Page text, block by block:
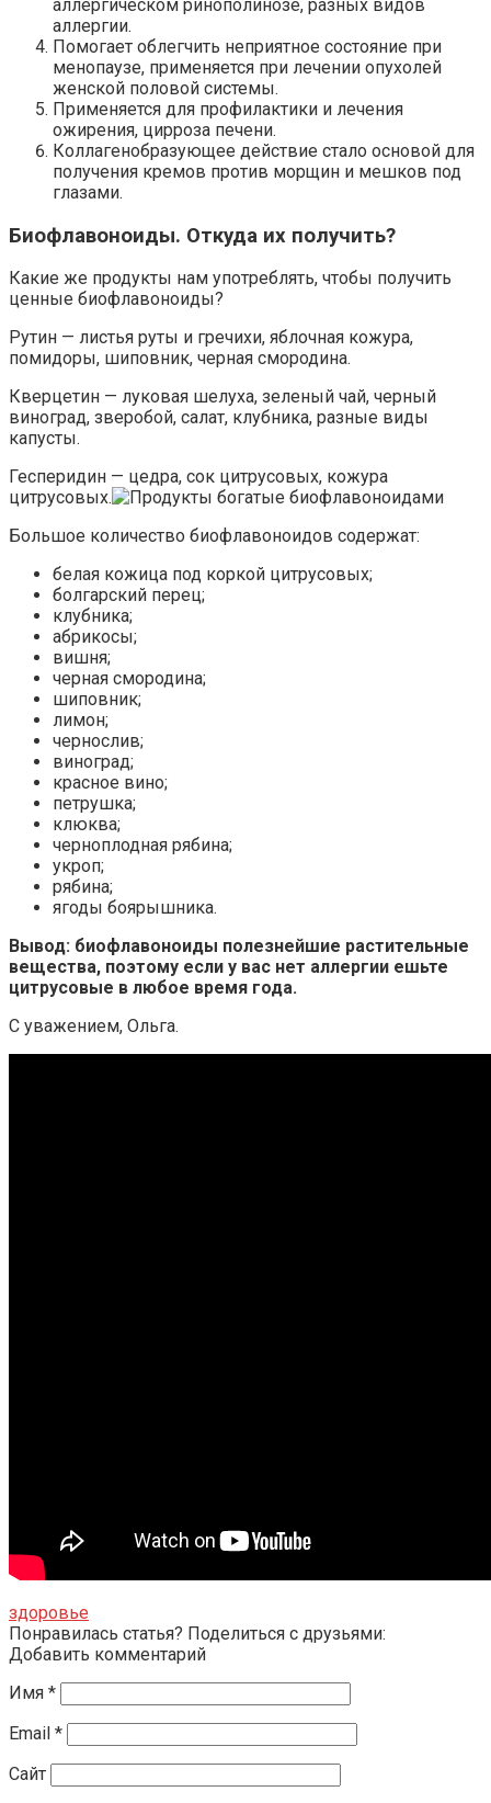
аллергическом ринополинозе, разных видов
аллергии.
Помогает облегчить неприятное состояние при
менопаузе, применяется при лечении опухолей
женской половой системы.
Применяется для профилактики и лечения
ожирения, цирроза печени.
Коллагенобразующее действие стало основой для
получения кремов против морщин и мешков под
глазами.
Биофлавоноиды. Откуда их получить?
Какие же продукты нам употреблять, чтобы получить
ценные биофлавоноиды?
Рутин — листья руты и гречихи, яблочная кожура,
помидоры, шиповник, черная смородина.
Кверцетин — луковая шелуха, зеленый чай, черный
виноград, зверобой, салат, клубника, разные виды
капусты.
Гесперидин — цедра, сок цитрусовых, кожура
цитрусовых.
Большое количество биофлавоноидов содержат:
белая кожица под коркой цитрусовых;
болгарский перец;
клубника;
абрикосы;
вишня;
черная смородина;
шиповник;
лимон;
чернослив;
виноград;
красное вино;
петрушка;
клюква;
черноплодная рябина;
укроп;
рябина;
ягоды боярышника.
Вывод: биофлавоноиды полезнейшие растительные
вещества, поэтому если у вас нет аллергии ешьте
цитрусовые в любое время года.
С уважением, Ольга.
здоровье
Понравилась статья? Поделиться с друзьями:
Добавить комментарий
Имя *
Email *
Сайт